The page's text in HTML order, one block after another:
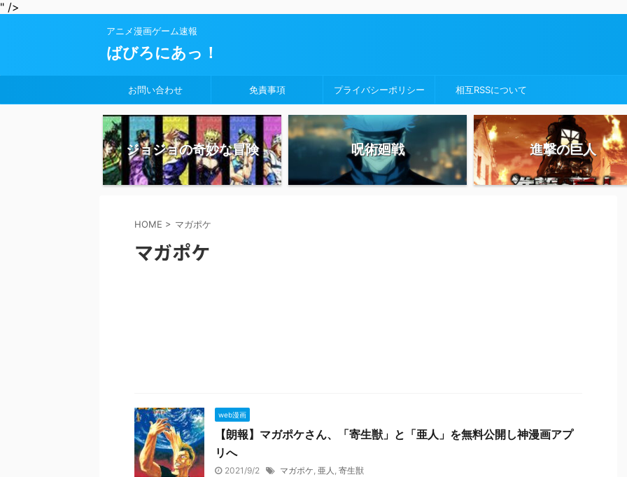
" />
アニメ漫画ゲーム速報
ばびろにあっ！
お問い合わせ 免責事項 プライバシーポリシー 相互RSSについて
ジョジョの奇妙な冒険 呪術廻戦 進撃の巨人
HOME > マガポケ
マガポケ
web漫画
【朗報】マガポケさん、「寄生獣」と「亜人」を無料公開し神漫画アプ
リへ
2021/9/2 マガポケ, 亜人 , 寄生獣